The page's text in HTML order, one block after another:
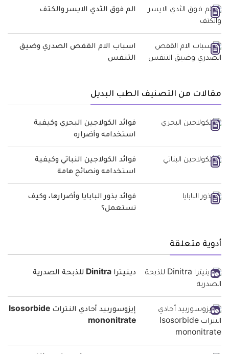
الم فوق الثدي الايسر والكتف
اسباب الام القفص الصدري وضيق
التنفس
مقالات من التصنيف الطب البديل
فوائد الكولاجين البحري وكيفية
استخدامه وأضراره
فوائد الكولاجين النباتي وكيفية
استخدامه ونصائح هامة
فوائد بذور البابايا وأضرارها، وكيف
تستعمل؟
أدوية متعلقة
دينيترا Dinitra للذبحة الصدرية
إيزوسوربيد أحادي النترات Isosorbide
mononitrate